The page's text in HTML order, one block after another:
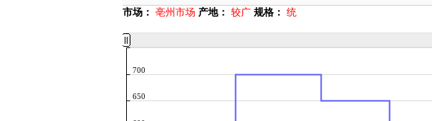
市场： 亳州市场 产地： 较广 规格： 统
650
700